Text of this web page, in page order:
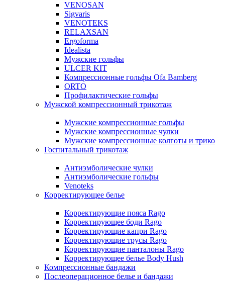
VENOSAN
Sigvaris
VENOTEKS
RELAXSAN
Ergoforma
Idealista
Мужские гольфы
ULCER KIT
Компрессионные гольфы Ofa Bamberg
ORTO
Профилактические гольфы
Мужской компрессионный трикотаж
Мужские компрессионные гольфы
Мужские компрессионные чулки
Мужские компрессионные колготы и трико
Госпитальный трикотаж
Антиэмболические чулки
Антиэмболические гольфы
Venoteks
Корректирующее белье
Корректирующие пояса Rago
Корректирующее боди Rago
Корректирующие капри Rago
Корректирующие трусы Rago
Корректирующие панталоны Rago
Корректирующее белье Body Hush
Компрессионные бандажи
Послеоперационное белье и бандажи